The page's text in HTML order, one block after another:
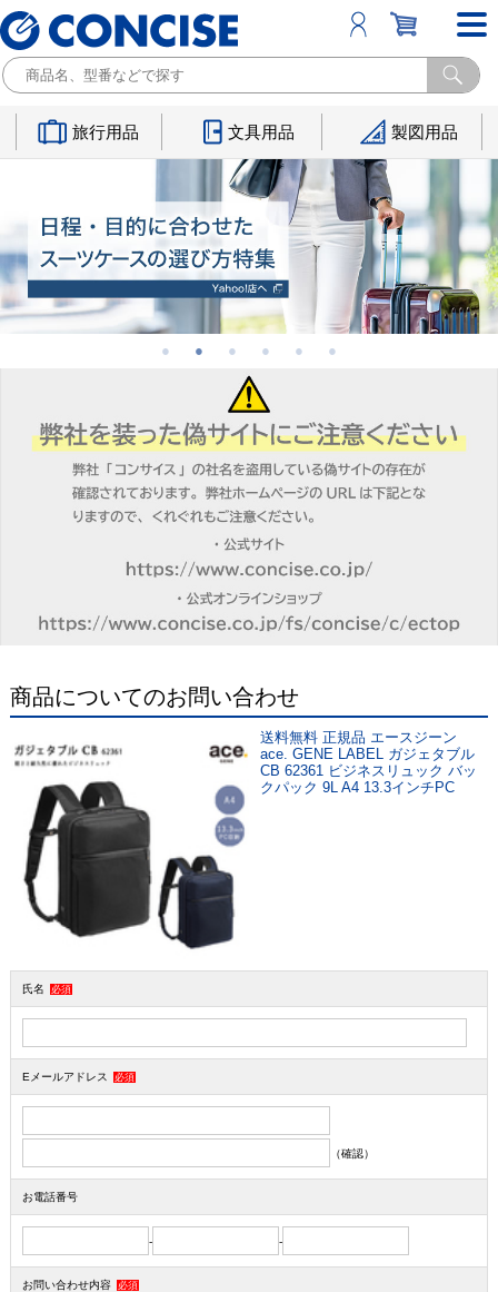
旅行用品 文具用品 製図用品
商品についてのお問い合わせ
送料無料 正規品 エースジーン
ace. GENE LABEL ガジェタブル
CB 62361 ビジネスリュック バッ
クパック 9L A4 13.3インチPC
氏名 必須
Eメールアドレス 必須
（確認）
お電話番号
- -
お問い合わせ内容 必須